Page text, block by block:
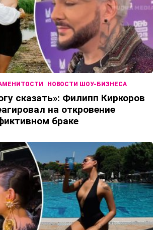
НОВОСТИ ШОУ-БИЗНЕСА
сказать»: Филипп Киркоров
на откровение
браке